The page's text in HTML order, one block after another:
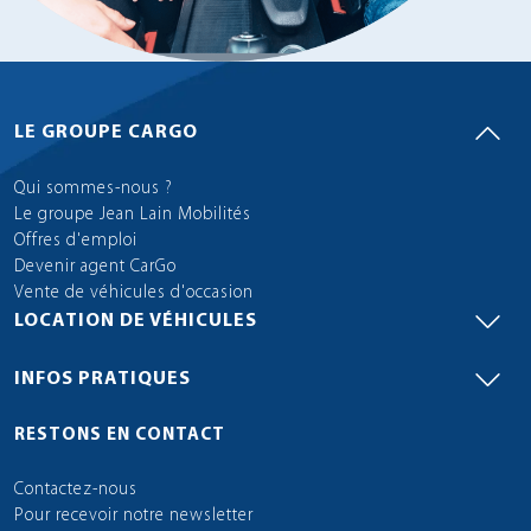
LE GROUPE CARGO
Qui sommes-nous ?
Le groupe Jean Lain Mobilités
Offres d'emploi
Devenir agent CarGo
Vente de véhicules d'occasion
LOCATION DE VÉHICULES
INFOS PRATIQUES
RESTONS EN CONTACT
Contactez-nous
Pour recevoir notre newsletter